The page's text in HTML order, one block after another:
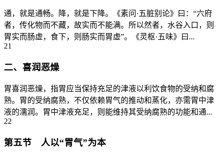
通，就是通畅。降，就是下降。《素问·五脏别论》曰：“六府
者，传化物而不藏，故实而不能满。所以然者，水谷入口，则
胃实而肠虚，食下，则肠实而胃虚”。《灵枢·五味》曰...
21
二、喜润恶燥
胃喜润恶燥，指胃应当保持充足的津液以利饮食物的受纳和腐
熟。胃的受纳腐熟，不仅依赖胃气的推动和蒸化，亦需胃中津
液的濡润。胃中津液充足，则能维持其受纳腐熟的功能和通...
22
第五节 人以“胃气”为本